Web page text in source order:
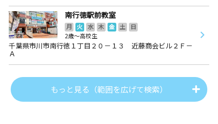
南行徳駅前教室
月 火 水 木 金 土
日
2歳～高校生
千葉県市川市南行徳１丁目２０－１３ 近藤商会ビル２Ｆ－
Ａ
もっと見る（範囲を広げて検索）